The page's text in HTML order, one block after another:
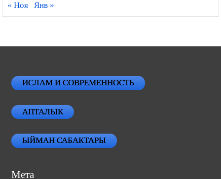
« Ноя Янв »
ИСЛАМ И СОВРЕМЕННОСТЬ
АПТАЛЫК
ЫЙМАН САБАКТАРЫ
Мета